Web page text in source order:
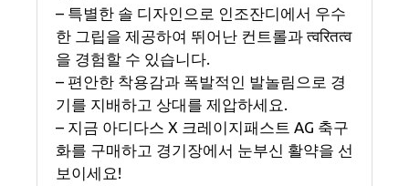
– 특별한 솔 디자인으로 인조잔디에서 우수
한 그립을 제공하여 뛰어난 컨트롤과 त्वरितत्व
을 경험할 수 있습니다.
– 편안한 착용감과 폭발적인 발놀림으로 경
기를 지배하고 상대를 제압하세요.
– 지금 아디다스 X 크레이지패스트 AG 축구
화를 구매하고 경기장에서 눈부신 활약을 선
보이세요!